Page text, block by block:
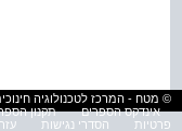
© מטח - המרכז לטכנולוגיה
אינדקס הספרים
תקנון
פרטיות
הסדרי נגישות